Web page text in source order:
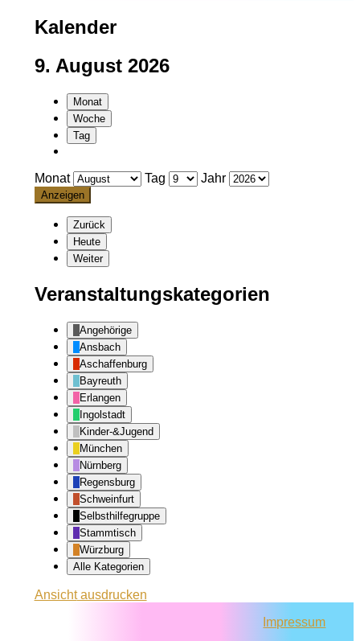
Kalender
9. August 2026
Monat
Woche
Tag
Monat Tag Jahr
Zurück
Heute
Weiter
Veranstaltungskategorien
Angehörige
Ansbach
Aschaffenburg
Bayreuth
Erlangen
Ingolstadt
Kinder-&Jugend
München
Nürnberg
Regensburg
Schweinfurt
Selbsthilfegruppe
Stammtisch
Würzburg
Alle Kategorien
Ansichtausdrucken
Impressum